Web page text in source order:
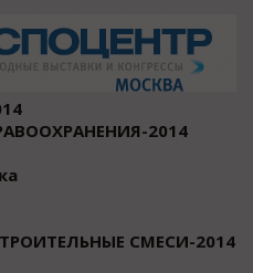
2014
СМЕСИ-2014